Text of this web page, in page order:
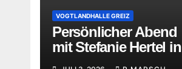
VOGTLANDHALLE GREIZ
Persönlicher Abend
mit Stefanie Hertel in